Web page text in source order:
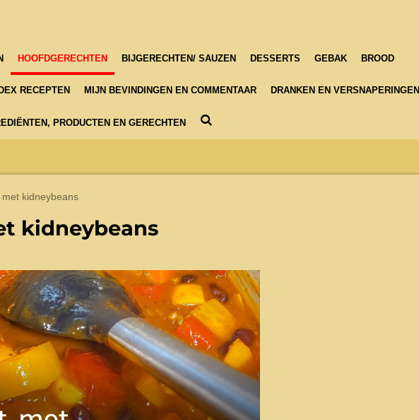
HOOFDGERECHTEN BIJGERECHTEN/ SAUZEN DESSERTS GEBAK BROOD
RECEPTEN MIJN BEVINDINGEN EN COMMENTAAR DRANKEN EN VERSNAPERINGEN
PRODUCTEN EN GERECHTEN
kidneybeans
kidneybeans